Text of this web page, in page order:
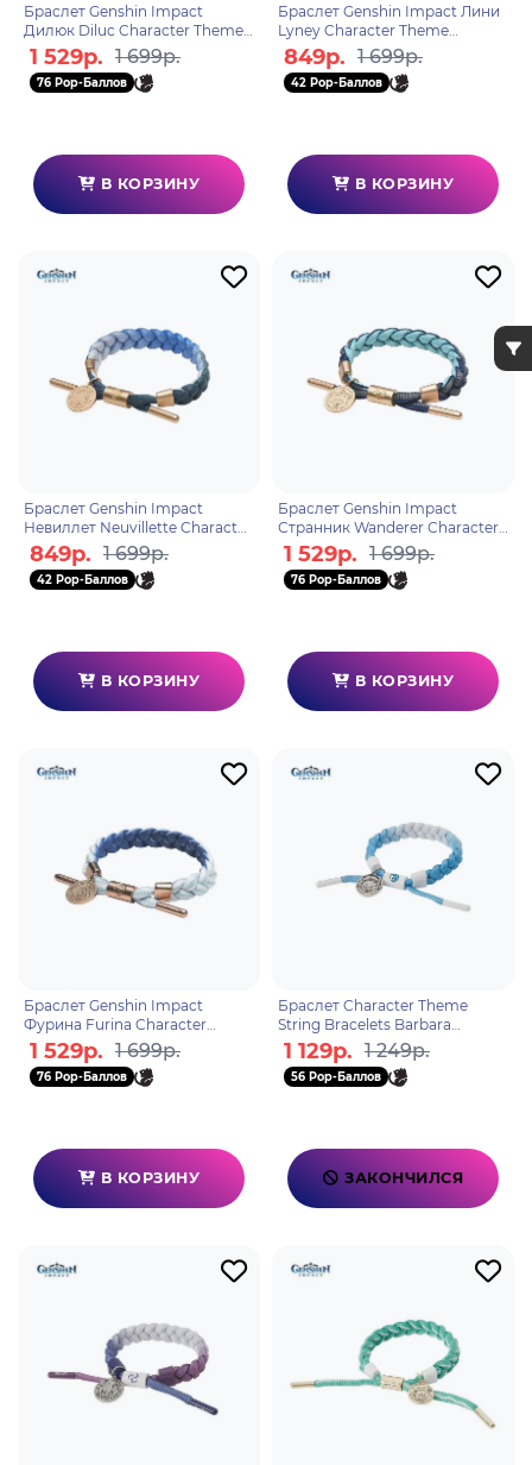
Браслет Genshin Impact
Дилюк Diluc Character Theme
6942421155003
1 529р. 1 699р.
76 Pop-Баллов
В КОРЗИНУ
Браслет Genshin Impact Лини
Lyney Character Theme
6942421155096
849р. 1 699р.
42 Pop-Баллов
В КОРЗИНУ
Браслет Genshin Impact
Невиллет Neuvillette Character
Theme 6942421155102
849р. 1 699р.
42 Pop-Баллов
В КОРЗИНУ
Браслет Genshin Impact
Странник Wanderer Character
Theme 6942421155089
1 529р. 1 699р.
76 Pop-Баллов
В КОРЗИНУ
Браслет Genshin Impact
Фурина Furina Character
Theme 6942421155119
1 529р. 1 699р.
76 Pop-Баллов
В КОРЗИНУ
Браслет Character Theme
String Bracelets Barbara
6974096531134
1 129р. 1 249р.
56 Pop-Баллов
ЗАКОНЧИЛСЯ